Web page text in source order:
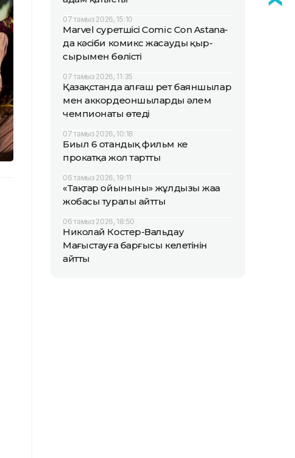
07 тамыз 2026, 15:10
Marvel суретшісі Comic Con Astana-
да кәсіби комикс жасаудың қыр-
сырымен бөлісті
07 тамыз 2026, 11:35
Қазақстанда алғаш рет баяншылар
мен аккордеоншылардың әлем
чемпионаты өтеді
07 тамыз 2026, 10:18
Биыл 6 отандық фильм кең
прокатқа жол тартты
06 тамыз 2026, 19:11
«Тақтар ойынының» жұлдызы жаңа
жобасы туралы айтты
06 тамыз 2026, 18:50
Николай Костер-Вальдау
Маңғыстауға барғысы келетінін
айтты